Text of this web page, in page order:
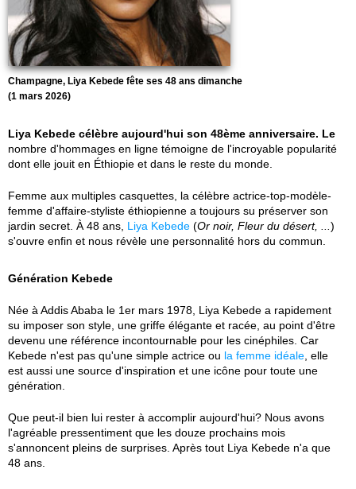
Champagne, Liya Kebede fête ses 48 ans dimanche
(1 mars 2026)
Liya Kebede célèbre aujourd'hui son 48ème anniversaire. Le
nombre d'hommages en ligne témoigne de l'incroyable popularité
dont elle jouit en Éthiopie et dans le reste du monde.
Femme aux multiples casquettes, la célèbre actrice-top-modèle-
femme d'affaire-styliste éthiopienne a toujours su préserver son
jardin secret. À 48 ans, Liya Kebede (Or noir, Fleur du désert, ... )
s'ouvre enfin et nous révèle une personnalité hors du commun.
Génération Kebede
Née à Addis Ababa le 1er mars 1978, Liya Kebede a rapidement
su imposer son style, une griffe élégante et racée, au point d'être
devenu une référence incontournable pour les cinéphiles. Car
Kebede n'est pas qu'une simple actrice ou la femme idéale , elle
est aussi une source d'inspiration et une icône pour toute une
génération.
Que peut-il bien lui rester à accomplir aujourd'hui? Nous avons
l'agréable pressentiment que les douze prochains mois
s'annoncent pleins de surprises. Après tout Liya Kebede n'a que
48 ans.